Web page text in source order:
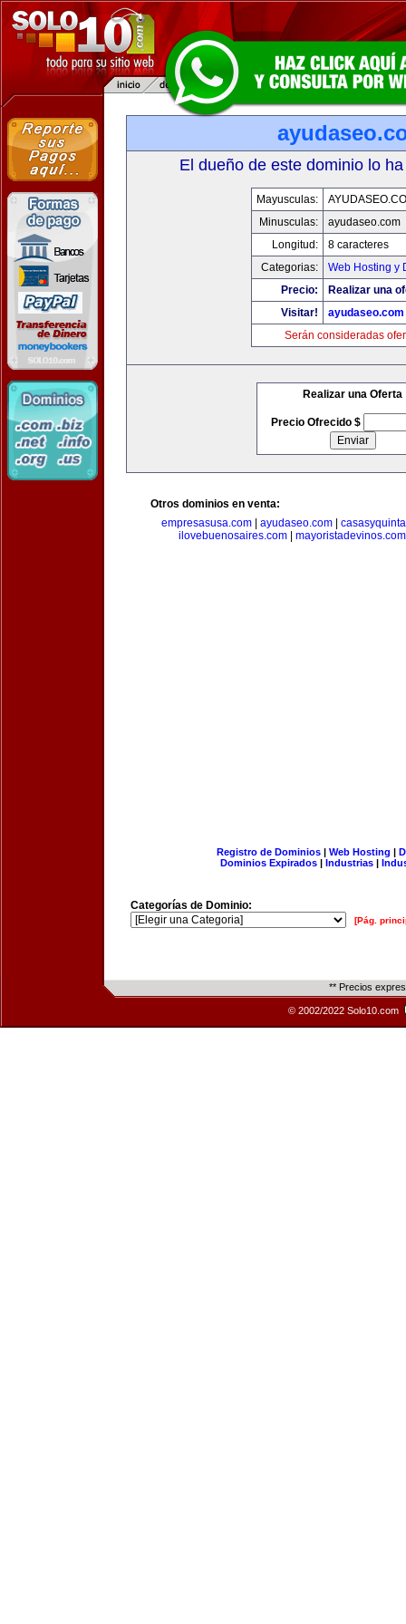
El dueño de este dominio lo
Mayusculas:
Minusculas:
ayudaseo.com
Longitud:
8 caracteres
Categorias:
Web Hosting y
Precio:
Realizar una
Visitar!
ayudaseo.com
Serán consideradas
Realizar una Oferta
Precio Ofrecido $
Otros dominios en venta:
empresasusa.com
ayudaseo.com
ilovebuenosaires.com| mayoristadevinos.com
Registro de Dominios| Web Hosting |
Dominios Expirados | Industrias |
Categorías de Dominio:
[Pág.
** Precios
© 2002/2022 Solo10.com